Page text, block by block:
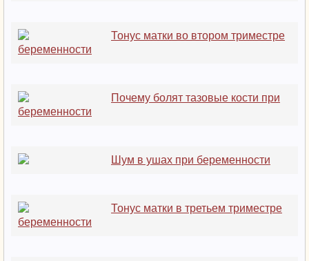
Тонус матки во втором триместре
беременности
Почему болят тазовые кости при
беременности
Шум в ушах при беременности
Тонус матки в третьем триместре
беременности